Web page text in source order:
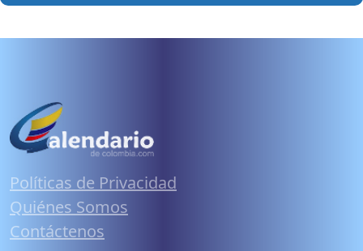
Políticas de Privacidad
Quiénes Somos
Contáctenos